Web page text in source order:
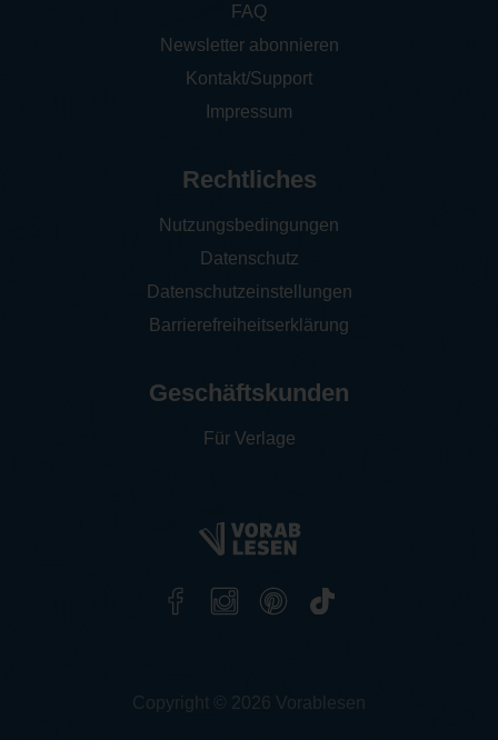
FAQ
Newsletter abonnieren
Kontakt/Support
Impressum
Rechtliches
Nutzungsbedingungen
Datenschutz
Datenschutzeinstellungen
Barrierefreiheitserklärung
Geschäftskunden
Für Verlage
Copyright © 2026 Vorablesen